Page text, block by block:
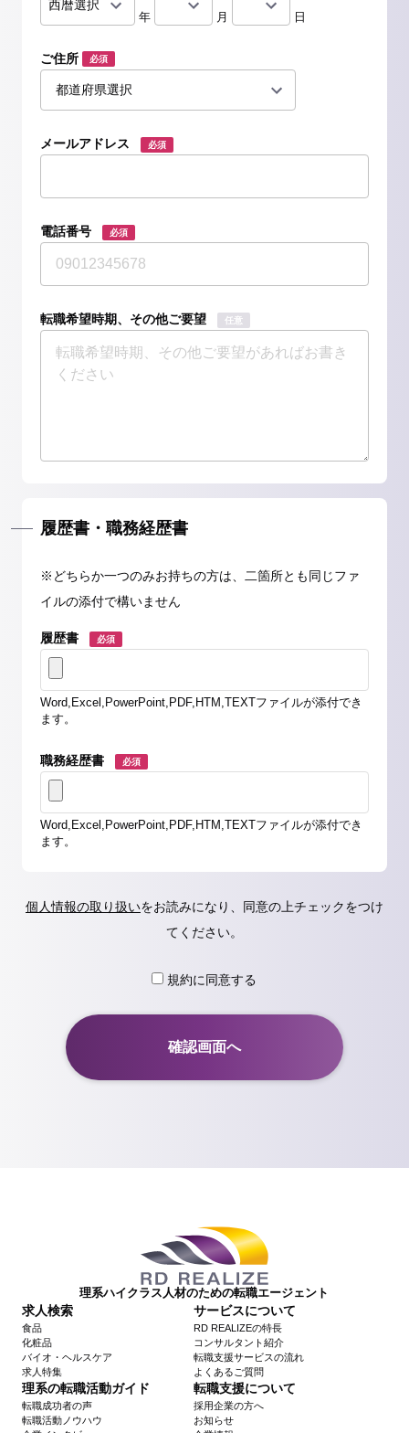
年 月 日
ご住所 必須
メールアドレス 必須
電話番号 必須
転職希望時期、その他ご要望 任意
履歴書・職務経歴書
※どちらか一つのみお持ちの方は、二箇所とも同じファ
イルの添付で構いません
履歴書 必須
Word,Excel,PowerPoint,PDF,HTM,TEXTファイルが添付でき
ます。
職務経歴書 必須
Word,Excel,PowerPoint,PDF,HTM,TEXTファイルが添付でき
ます。
個人情報の取り扱いをお読みになり、同意の上チェックをつけ
てください。
規約に同意する
理系ハイクラス人材のための転職エージェント
求人検索
食品
化粧品
バイオ・ヘルスケア
求人特集
サービスについて
RD REALIZEの特長
コンサルタント紹介
転職支援サービスの流れ
よくあるご質問
理系の転職活動ガイド
転職成功者の声
転職活動ノウハウ
転職支援について
採用企業の方へ
お知らせ